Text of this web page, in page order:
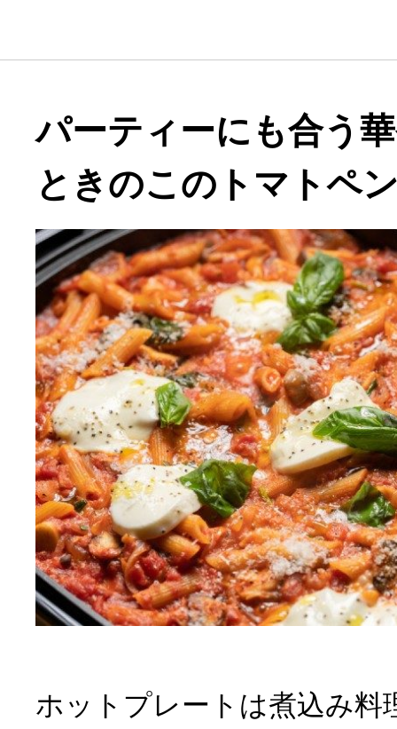
パーティーにも合う
ときのこのトマトペ
ホットプレートは煮込み料